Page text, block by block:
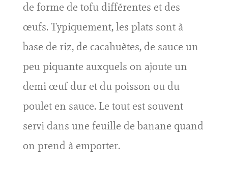
de forme de tofu différentes et des
œufs. Typiquement, les plats sont à
base de riz, de cacahuètes, de sauce un
peu piquante auxquels on ajoute un
demi œuf dur et du poisson ou du
poulet en sauce. Le tout est souvent
servi dans une feuille de banane quand
on prend à emporter.